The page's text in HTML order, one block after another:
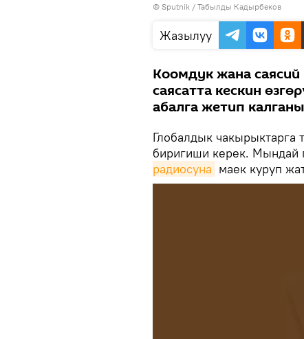
© Sputnik / Табылды Кадырбеков
Жазылуу
Коомдук жана
саясатта кескин
абалга жетип
Глобалдык чакырыктарга
биригиши керек. Мындай
радиосуна маек куруп